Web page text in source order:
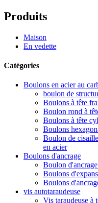
Produits
Maison
En vedette
Catégories
Boulons en acier au
boulon de
Boulons à tête
Boulon rond à
Boulons à tête
Boulons
Boulon de
en acier
Boulons d'ancrage
Boulon
Boulons
Boulons
vis autotaraudeuse
Vis taraudeuse à